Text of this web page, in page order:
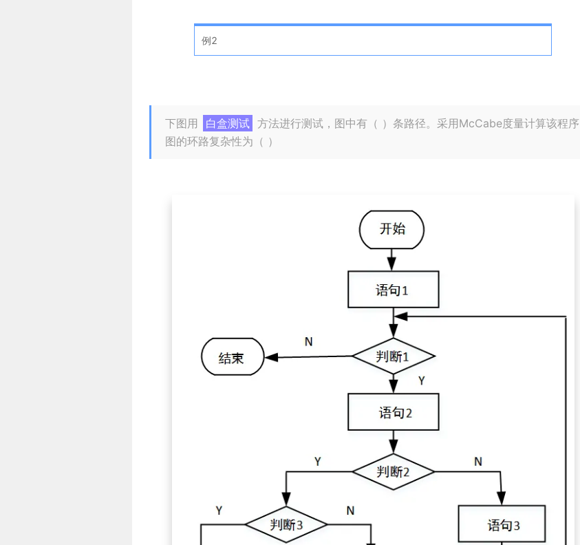
例2
下图用 白盒测试 方法进行测试，图中有（ ）条路径。采用McCabe度量计算该程序
图的环路复杂性为（ ）